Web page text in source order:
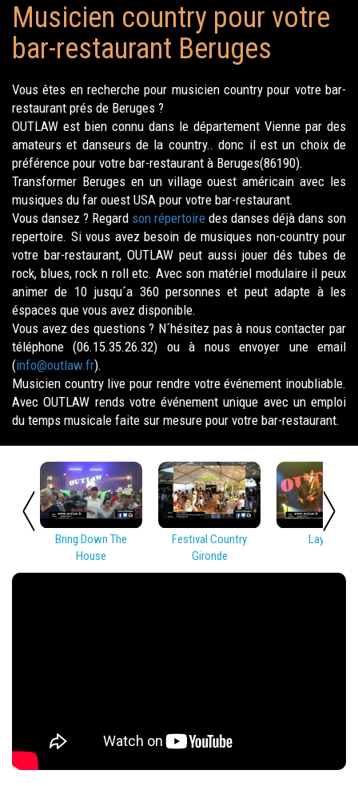
Musicien country pour votre
bar-restaurant Beruges
Vous êtes en recherche pour musicien country pour votre bar-
restaurant prés de Beruges ?
OUTLAW est bien connu dans le département Vienne par des
amateurs et danseurs de la country.. donc il est un choix de
préférence pour votre bar-restaurant à Beruges(86190).
Transformer Beruges en un village ouest américain avec les
musiques du far ouest USA pour votre bar-restaurant.
Vous dansez ? Regard son répertoire des danses déjà dans son
repertoire. Si vous avez besoin de musiques non-country pour
votre bar-restaurant, OUTLAW peut aussi jouer dés tubes de
rock, blues, rock n roll etc. Avec son matériel modulaire il peux
animer de 10 jusqu´a 360 personnes et peut adapte à les
éspaces que vous avez disponible.
Vous avez des questions ? N´hésitez pas à nous contacter par
téléphone (06.15.35.26.32) ou à nous envoyer une email
(info@outlaw.fr).
Musicien country live pour rendre votre événement inoubliable.
Avec OUTLAW rends votre événement unique avec un emploi
du temps musicale faite sur mesure pour votre bar-restaurant.
Bring Down The
House
Festival Country
Gironde
Lay Low